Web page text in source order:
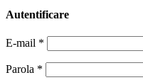
Autentificare
E-mail *
Parola *